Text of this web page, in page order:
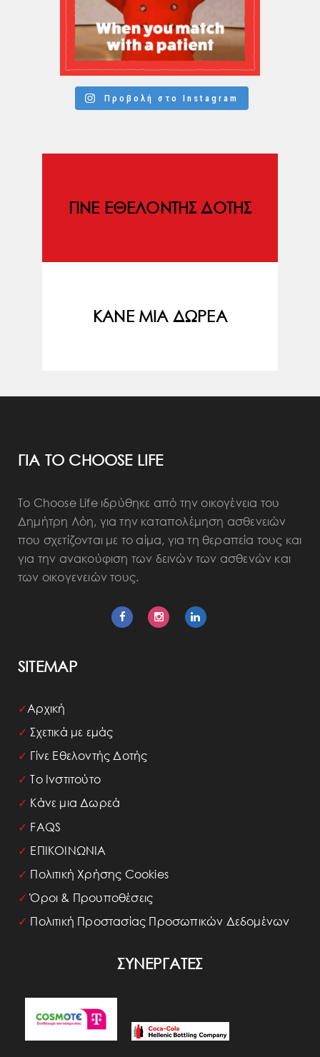
Προβολή στο Instagram
ΓΙΝΕ ΕΘΕΛΟΝΤΗΣ ΔΟΤΗΣ
ΚΑΝΕ ΜΙΑ ΔΩΡΕΑ
ΓΙΑ ΤΟ CHOOSE LIFE
Το Choose Life ιδρύθηκε από την οικογένεια του
Δημήτρη Λόη, για την καταπολέμηση ασθενειών
που σχετίζονται με το αίμα, για τη θεραπεία τους και
για την ανακούφιση των δεινών των ασθενών και
των οικογενειών τους.
SITEMAP
✓Αρχική
✓Σχετικά με εμάς
✓ Γίνε Εθελοντής Δοτής
✓Το Ινστιτούτο
✓ Κάνε μια Δωρεά
✓ FAQS
✓ ΕΠΙΚΟΙΝΩΝΙΑ
✓ Πολιτική Χρήσης Cookies
✓Όροι & Προυποθέσεις
✓ Πολιτική Προστασίας Προσωπικών Δεδομένων
ΣΥΝΕΡΓΑΤΕΣ